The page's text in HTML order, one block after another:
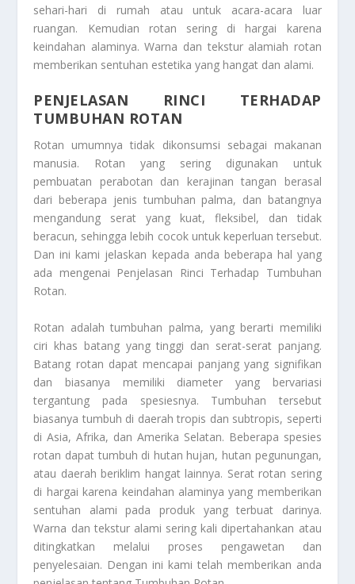
sehari-hari di rumah atau untuk acara-acara luar
ruangan. Kemudian rotan sering di hargai karena
keindahan alaminya. Warna dan tekstur alamiah rotan
memberikan sentuhan estetika yang hangat dan alami.
PENJELASAN RINCI TERHADAP
TUMBUHAN ROTAN
Rotan umumnya tidak dikonsumsi sebagai makanan
manusia. Rotan yang sering digunakan untuk
pembuatan perabotan dan kerajinan tangan berasal
dari beberapa jenis tumbuhan palma, dan batangnya
mengandung serat yang kuat, fleksibel, dan tidak
beracun, sehingga lebih cocok untuk keperluan tersebut.
Dan ini kami jelaskan kepada anda beberapa hal yang
ada mengenai Penjelasan Rinci Terhadap Tumbuhan
Rotan.
Rotan adalah tumbuhan palma, yang berarti memiliki
ciri khas batang yang tinggi dan serat-serat panjang.
Batang rotan dapat mencapai panjang yang signifikan
dan biasanya memiliki diameter yang bervariasi
tergantung pada spesiesnya. Tumbuhan tersebut
biasanya tumbuh di daerah tropis dan subtropis, seperti
di Asia, Afrika, dan Amerika Selatan. Beberapa spesies
rotan dapat tumbuh di hutan hujan, hutan pegunungan,
atau daerah beriklim hangat lainnya. Serat rotan sering
di hargai karena keindahan alaminya yang memberikan
sentuhan alami pada produk yang terbuat darinya.
Warna dan tekstur alami sering kali dipertahankan atau
ditingkatkan melalui proses pengawetan dan
penyelesaian. Dengan ini kami telah memberikan anda